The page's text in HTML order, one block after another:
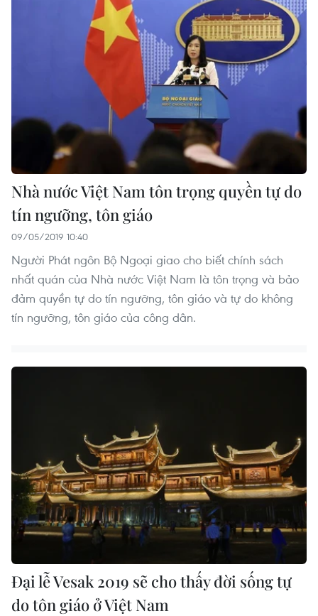
Nhà nước Việt Nam tôn trọng quyền tự do
tín ngưỡng, tôn giáo
09/05/2019 10:40
Người Phát ngôn Bộ Ngoại giao cho biết chính sách
nhất quán của Nhà nước Việt Nam là tôn trọng và bảo
đảm quyền tự do tín ngưỡng, tôn giáo và tự do không
tín ngưỡng, tôn giáo của công dân.
Đại lễ Vesak 2019 sẽ cho thấy đời sống tự
do tôn giáo ở Việt Nam